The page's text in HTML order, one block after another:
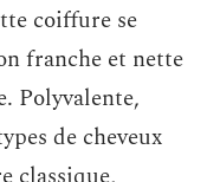
coiffure se
franche et nette
Polyvalente,
de cheveux